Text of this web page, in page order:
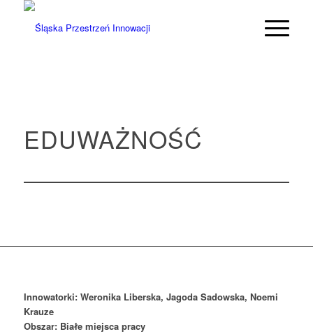
EDUWAŻNOŚĆ
Innowatorki: Weronika Liberska, Jagoda Sadowska, Noemi
Krauze
Obszar: Białe miejsca pracy